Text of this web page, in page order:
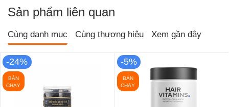
Sản phẩm liên quan
Cùng danh mục Cùng thương hiệu Xem gần đây
-24%
BÁN
CHẠY
-5%
BÁN
CHẠY